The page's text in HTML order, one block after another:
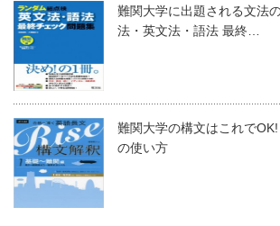
難関大学に出題される文法
法・英文法・語法 最終…
難関大学の構文はこれで
の使い方